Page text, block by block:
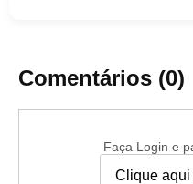
Comentários (0)
Faça Login e
Clique aqui